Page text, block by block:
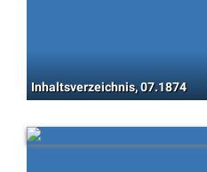
Inhaltsverzeichnis, 07.1874